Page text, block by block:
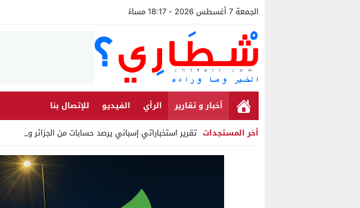
الجمعة 7 أغسطس 2026 - 18:17 مساءً
أخبار و تقارير الرأي الفيديو
للإتصال بنا
أخر المستجدات تقرير استخباراتي إسباني يرصد حسابات من الجزائر وأرقاما بـ _
Stop